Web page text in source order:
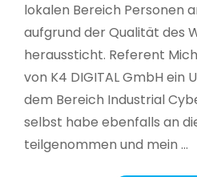
lokalen Bereich Personen
aufgrund der Qualität des
heraussticht. Referent
von K4 DIGITAL GmbH ein
dem Bereich Industrial
selbst habe ebenfalls an
teilgenommen und mein …